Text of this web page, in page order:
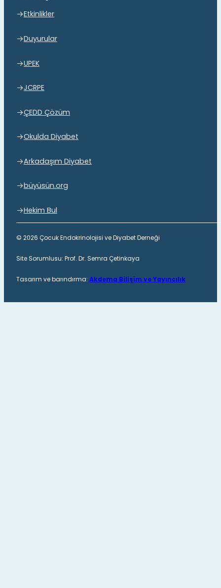
Etkinlikler
Duyurular
UPEK
JCRPE
ÇEDD Çözüm
Okulda Diyabet
Arkadaşım Diyabet
büyüsün.org
Hekim Bul
© 2026 Çocuk Endokrinolojisi ve Diyabet Derneği
Site Sorumlusu: Prof. Dr. Semra Çetinkaya
Tasarım ve barındırma: Akdema Bilişim ve Yayıncılık